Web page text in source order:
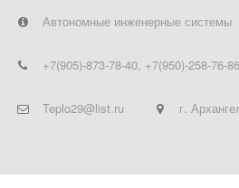
Автономные инженерные системы
+7(905)-873-78-40, +7(950)-258-76-86
Teplo29@list.ru г.